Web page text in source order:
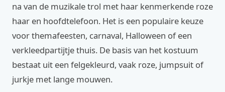
na van de muzikale trol met haar kenmerkende roze
haar en hoofdtelefoon. Het is een populaire keuze
voor themafeesten, carnaval, Halloween of een
verkleedpartijtje thuis. De basis van het kostuum
bestaat uit een felgekleurd, vaak roze, jumpsuit of
jurkje met lange mouwen.